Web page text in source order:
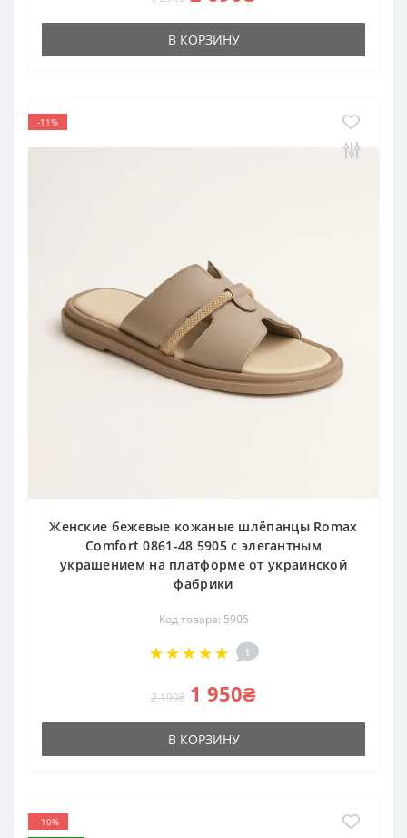
В КОРЗИНУ
-11%
Женские бежевые кожаные шлёпанцы Romax
Comfort 0861-48 5905 с элегантным
украшением на платформе от украинской
фабрики
Код товара: 5905
1
2 190₴ 1 950₴
В КОРЗИНУ
-10%